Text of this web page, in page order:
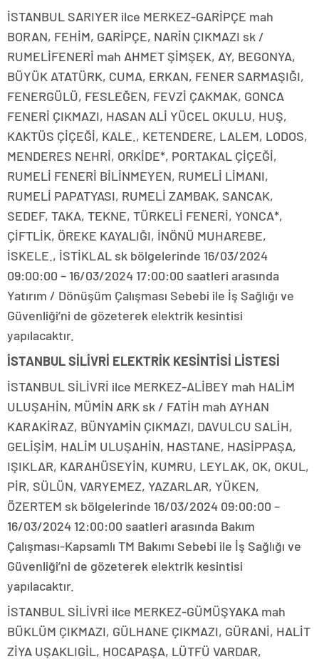
İSTANBUL SARIYER ilce MERKEZ-GARİPÇE mah
BORAN, FEHİM, GARİPÇE, NARİN ÇIKMAZI sk /
RUMELİFENERİ mah AHMET ŞİMŞEK, AY, BEGONYA,
BÜYÜK ATATÜRK, CUMA, ERKAN, FENER SARMAŞIĞI,
FENERGÜLÜ, FESLEĞEN, FEVZİ ÇAKMAK, GONCA
FENERİ ÇIKMAZI, HASAN ALİ YÜCEL OKULU, HUŞ,
KAKTÜS ÇİÇEĞİ, KALE., KETENDERE, LALEM, LODOS,
MENDERES NEHRİ, ORKİDE*, PORTAKAL ÇİÇEĞİ,
RUMELİ FENERİ BİLİNMEYEN, RUMELİ LİMANI,
RUMELİ PAPATYASI, RUMELİ ZAMBAK, SANCAK,
SEDEF, TAKA, TEKNE, TÜRKELİ FENERİ, YONCA*,
ÇİFTLİK, ÖREKE KAYALIĞI, İNÖNÜ MUHAREBE,
İSKELE., İSTİKLAL sk bölgelerinde 16/03/2024
09:00:00 – 16/03/2024 17:00:00 saatleri arasında
Yatırım / Dönüşüm Çalışması Sebebi ile İş Sağlığı ve
Güvenliği’ni de gözeterek elektrik kesintisi
yapılacaktır.
İSTANBUL SİLİVRİ ELEKTRİK KESİNTİSİ LİSTESİ
İSTANBUL SİLİVRİ ilce MERKEZ-ALİBEY mah HALİM
ULUŞAHİN, MÜMİN ARK sk / FATİH mah AYHAN
KARAKİRAZ, BÜNYAMİN ÇIKMAZI, DAVULCU SALİH,
GELİŞİM, HALİM ULUŞAHİN, HASTANE, HASİPPAŞA,
IŞIKLAR, KARAHÜSEYİN, KUMRU, LEYLAK, OK, OKUL,
PİR, SÜLÜN, VARYEMEZ, YAZARLAR, YÜKEN,
ÖZERTEM sk bölgelerinde 16/03/2024 09:00:00 –
16/03/2024 12:00:00 saatleri arasında Bakım
Çalışması-Kapsamlı TM Bakımı Sebebi ile İş Sağlığı ve
Güvenliği’ni de gözeterek elektrik kesintisi
yapılacaktır.
İSTANBUL SİLİVRİ ilce MERKEZ-GÜMÜŞYAKA mah
BÜKLÜM ÇIKMAZI, GÜLHANE ÇIKMAZI, GÜRANİ, HALİT
ZİYA UŞAKLIGİL, HOCAPAŞA, LÜTFÜ VARDAR,